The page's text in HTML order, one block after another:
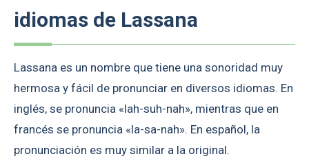
idiomas de Lassana
Lassana es un nombre que tiene una sonoridad muy
hermosa y fácil de pronunciar en diversos idiomas. En
inglés, se pronuncia «lah-suh-nah», mientras que en
francés se pronuncia «la-sa-nah». En español, la
pronunciación es muy similar a la original.